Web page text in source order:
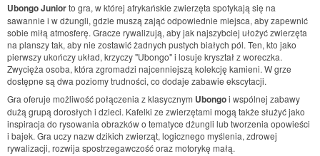
Ubongo Juniorto gra, w której afrykańskie zwierzęta spotykają się na
sawannie i w dżungli, gdzie muszą zająć odpowiednie miejsca, aby zapewnić
sobie miłą atmosferę. Gracze rywalizują, aby jak najszybciej ułożyć zwierzęta
na planszy tak, aby nie zostawić żadnych pustych białych pól. Ten, kto jako
pierwszy ukończy układ, krzyczy "Ubongo" i losuje kryształ z woreczka.
Zwycięża osoba, która zgromadzi najcenniejszą kolekcję kamieni. W grze
dostępne są dwa poziomy trudności, co dodaje zabawie ekscytacji.
Gra oferuje możliwość połączenia z klasycznym Ubongoi wspólnej zabawy
dużą grupą dorosłych i dzieci. Kafelki ze zwierzętami mogą także służyć jako
inspiracja do rysowania obrazków o tematyce dżungli lub tworzenia opowieści
i bajek. Gra uczy nazw dzikich zwierząt, logicznego myślenia, zdrowej
rywalizacji, rozwija spostrzegawczość oraz motorykę małą.